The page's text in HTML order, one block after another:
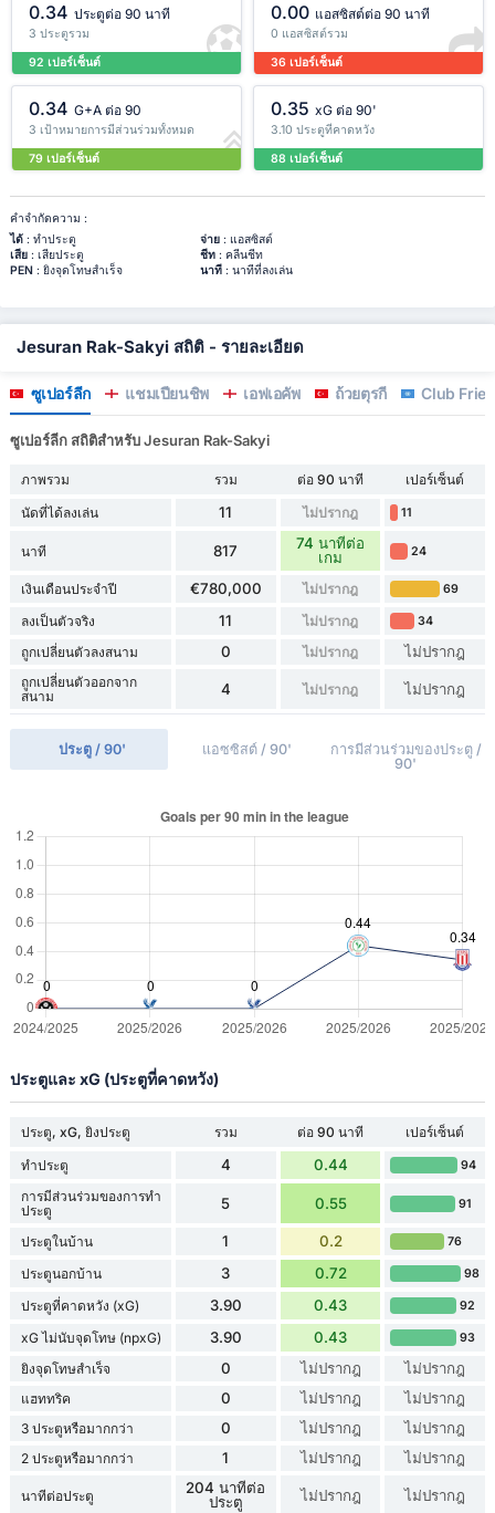
0.34 ประตูต่อ 90 นาที
3 ประตูรวม
92 เปอร์เซ็นต์
0.00 แอสซิสต์ต่อ 90 นาที
0 แอสซิสต์รวม
36 เปอร์เซ็นต์
0.34 G+A ต่อ 90
3 เป้าหมายการมีส่วนร่วมทั้งหมด
79 เปอร์เซ็นต์
0.35 xG ต่อ 90'
3.10 ประตูที่คาดหวัง
88 เปอร์เซ็นต์
คำจำกัดความ :
ได้: ทำประตู จ่าย: แอสซิสต์
เสีย: เสียประตู ชีท: คลีนชีท
PEN: ยิงจุดโทษสำเร็จ นาที: นาทีที่ลงเล่น
Jesuran Rak-Sakyi สถิติ - รายละเอียด
ซูเปอร์ลีก แชมเปี้ยนชิพ เอฟเอคัพ ถ้วยตุรกี Club
ซูเปอร์ลีก สถิติสำหรับ Jesuran Rak-Sakyi
ภาพรวม รวม ต่อ 90 นาที
เปอร์เซ็นต์
นัดที่ได้ลงเล่น
11 ไม่ปรากฎ 11
นาที 817
74 นาทีต่อ
เกม
24
เงินเดือนประจำปี €780,000 ไม่ปรากฎ 69
ลงเป็นตัวจริง 11 ไม่ปรากฎ 34
ถูกเปลี่ยนตัวลงสนาม 0 ไม่ปรากฎ ไม่ปรากฎ
ถูกเปลี่ยนตัวออกจาก
สนาม
4 ไม่ปรากฎ ไม่ปรากฎ
ประตู / 90' แอซซิสต์ / 90'
การมีส่วนร่วมของประตู /
90'
ประตูและ xG (ประตูที่คาดหวัง)
ประตู, xG, ยิงประตู รวม ต่อ 90 นาที
เปอร์เซ็นต์
ทำประตู
4 0.44 94
การมีส่วนร่วมของการทำ
ประตู
5 0.55 91
ประตูในบ้าน 1 0.2 76
ประตูนอกบ้าน 3 0.72 98
ประตูที่คาดหวัง (xG) 3.90 0.43 92
xG ไม่นับจุดโทษ (npxG) 3.90 0.43 93
ยิงจุดโทษสำเร็จ 0 ไม่ปรากฎ ไม่ปรากฎ
แฮททริค 0 ไม่ปรากฎ ไม่ปรากฎ
3 ประตูหรือมากกว่า 0 ไม่ปรากฎ ไม่ปรากฎ
2 ประตูหรือมากกว่า 1 ไม่ปรากฎ ไม่ปรากฎ
นาทีต่อประตู
204 นาทีต่อ
ประตู
ไม่ปรากฎ ไม่ปรากฎ